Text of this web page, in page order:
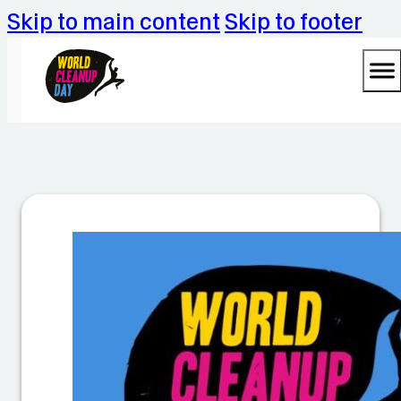
Skip to main content Skip to footer
il
h
i
n